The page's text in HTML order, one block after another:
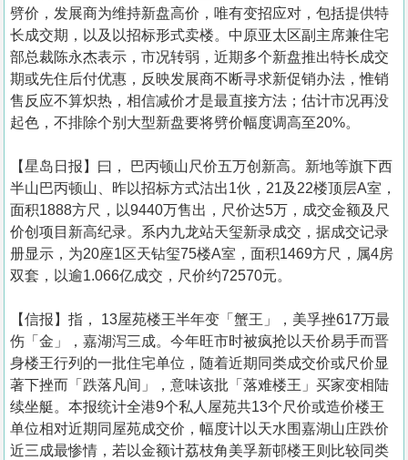
劈价，发展商为维持新盘高价，唯有变招应对，包括提供特
长成交期，以及以招标形式卖楼。中原亚太区副主席兼住宅
部总裁陈永杰表示，市况转弱，近期多个新盘推出特长成交
期或先住后付优惠，反映发展商不断寻求新促销办法，惟销
售反应不算炽热，相信减价才是最直接方法；估计市况再没
起色，不排除个别大型新盘要将劈价幅度调高至20%。
【星岛日报】曰， 巴丙顿山尺价五万创新高。新地等旗下西
半山巴丙顿山、昨以招标方式沽出1伙，21及22楼顶层A室，
面积1888方尺，以9440万售出，尺价达5万，成交金额及尺
价创项目新高纪录。系内九龙站天玺新录成交，据成交记录
册显示，为20座1区天钻玺75楼A室，面积1469方尺，属4房
双套，以逾1.066亿成交，尺价约72570元。
【信报】指， 13屋苑楼王半年变「蟹王」，美孚挫617万最
伤「金」，嘉湖泻三成。今年旺市时被疯抢以天价易手而晋
身楼王行列的一批住宅单位，随着近期同类成交价或尺价显
著下挫而「跌落凡间」，意味该批「落难楼王」买家变相陆
续坐艇。本报统计全港9个私人屋苑共13个尺价或造价楼王
单位相对近期同屋苑成交价，幅度计以天水围嘉湖山庄跌价
近三成最惨情，若以金额计荔枝角美孚新邨楼王则比较同类